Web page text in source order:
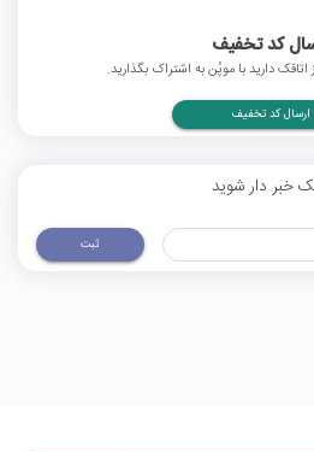
کد تخفیف
دارید با موپُن به اشتراک بگذارید.
ارسال کد تخفیف
خبر دار شوید
ثبت